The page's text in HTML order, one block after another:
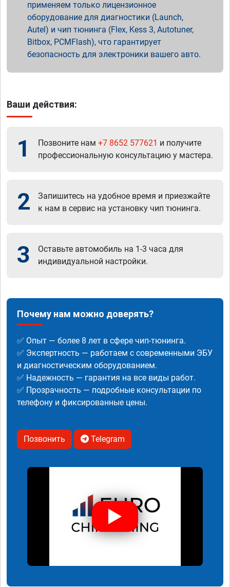
применяем только лицензионное
оборудование для диагностики (Launch,
Autel) и чип тюнинга (Flex, Kess 3, Autotuner,
Bitbox, PCMFlash), что гарантирует
безопасность для электроники вашего авто.
Ваши действия:
1 Позвоните нам +7 8652 577621 и получите
профессиональную консультацию у мастера.
2
Запишитесь на удобное время и приезжайте
к нам в сервис на установку чип тюнинга.
3
Оставьте автомобиль на 1-3 часа для
индивидуальной настройки.
Почему нам можно доверять?
✅ Опыт — более 8 лет в сфере чип-тюнинга.
✅ Экспертность — работаем с современными ЭБУ
и диагностическим оборудованием.
✅ Надежность — гарантия на все виды работ.
✅ Прозрачность — подробные консультации по
телефону и фиксированные цены.
Позвонить Telegram